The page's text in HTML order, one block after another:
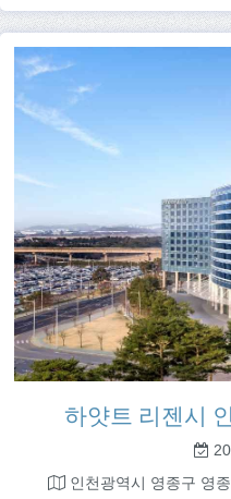
하얏트 리젠시
인천광역시 영종구 영